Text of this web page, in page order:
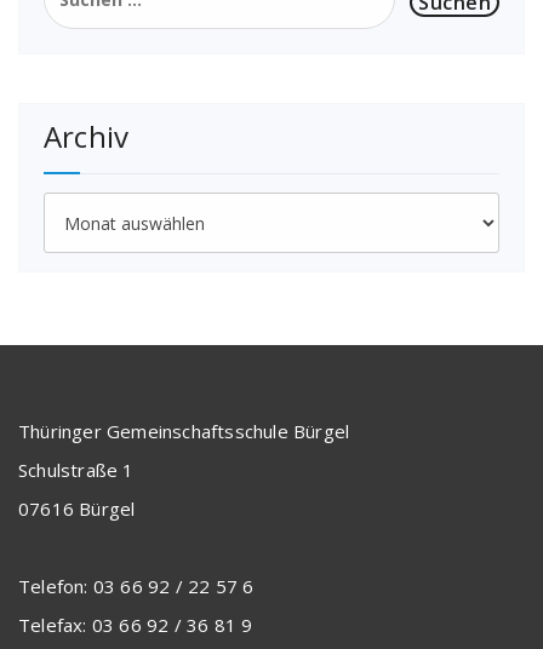
nach:
Archiv
Thüringer Gemeinschaftsschule Bürgel
Schulstraße 1
07616 Bürgel
Telefon: 03 66 92 / 22 57 6
Telefax: 03 66 92 / 36 81 9